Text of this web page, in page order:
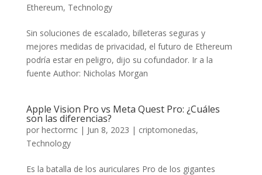
Ethereum, Technology
Sin soluciones de escalado, billeteras seguras y
mejores medidas de privacidad, el futuro de Ethereum
podría estar en peligro, dijo su cofundador. Ir a la
fuente Author: Nicholas Morgan
Apple Vision Pro vs Meta Quest Pro: ¿Cuáles
son las diferencias?
por hectormc| Jun 8, 2023 | criptomonedas,
Technology
Es la batalla de los auriculares Pro de los gigantes